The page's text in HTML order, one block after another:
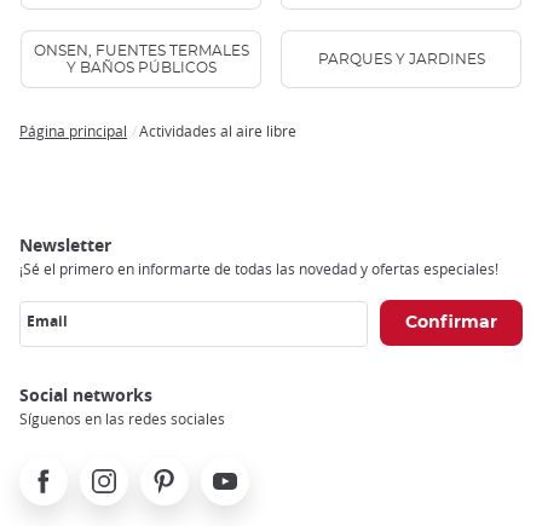
ONSEN, FUENTES TERMALES
Y BAÑOS PÚBLICOS
PARQUES Y JARDINES
Página principal Actividades al aire libre
Newsletter
¡Sé el primero en informarte de todas las novedad y ofertas especiales!
Email
Social networks
Síguenos en las redes sociales
FacebookInstagramPinterest Youtube